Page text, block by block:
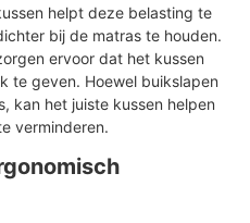
helpt deze belasting te
bij de matras te houden.
ervoor dat het kussen
te geven. Hoewel buikslapen
kan het juiste kussen helpen
verminderen.